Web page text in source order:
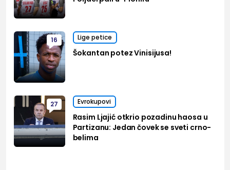
16 Lige petice
Šokantan potez Vinisijusa!
27 Evrokupovi
Rasim Ljajić otkrio pozadinu haosa u
Partizanu: Jedan čovek se sveti crno-
belima